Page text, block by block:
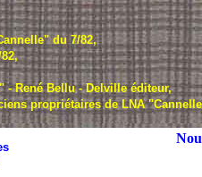
du 7/82,
- René Bellu - Delville éditeur,
propriétaires de LNA